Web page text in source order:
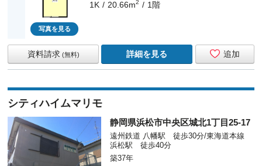
写真を見る
1K
20.66m2 1階
追加
資料請求 (無料) 詳細を見る
シティハイムマリモ
静岡県浜松市中央区城北1丁目25-17
遠州鉄道 八幡駅 徒歩30分/東海道本線
浜松駅 徒歩40分
築37年